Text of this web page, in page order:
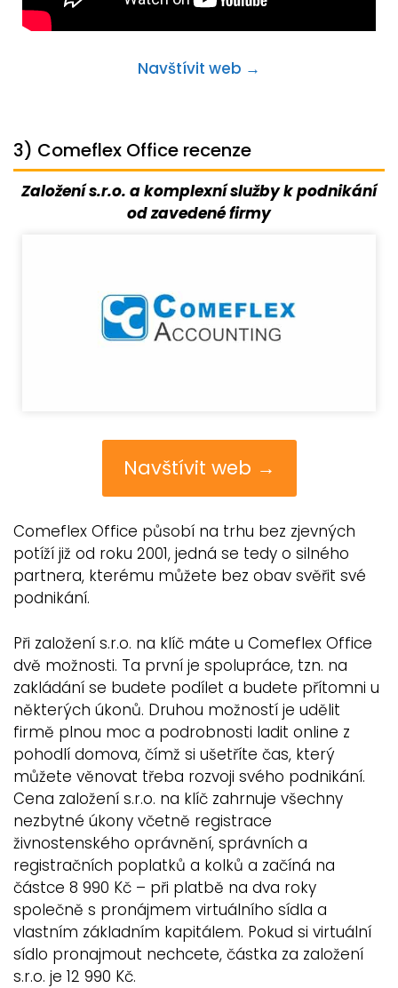
Navštívit web →
3) Comeflex Office recenze
Založení s.r.o. a komplexní služby k podnikání
od zavedené firmy
Navštívit web →
Comeflex Office působí na trhu bez zjevných
potíží již od roku 2001, jedná se tedy o silného
partnera, kterému můžete bez obav svěřit své
podnikání.
Při založení s.r.o. na klíč máte u Comeflex Office
dvě možnosti. Ta první je spolupráce, tzn. na
zakládání se budete podílet a budete přítomni u
některých úkonů. Druhou možností je udělit
firmě plnou moc a podrobnosti ladit online z
pohodlí domova, čímž si ušetříte čas, který
můžete věnovat třeba rozvoji svého podnikání.
Cena založení s.r.o. na klíč zahrnuje všechny
nezbytné úkony včetně registrace
živnostenského oprávnění, správních a
registračních poplatků a kolků a začíná na
částce 8 990 Kč – při platbě na dva roky
společně s pronájmem virtuálního sídla a
vlastním základním kapitálem. Pokud si virtuální
sídlo pronajmout nechcete, částka za založení
s.r.o. je 12 990 Kč.